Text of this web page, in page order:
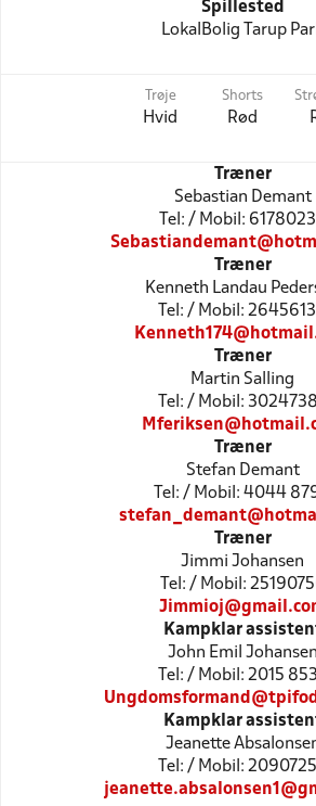
Spillested
LokalBolig Tarup
Trøje
Hvid
Shorts
Rød
Træner
Sebastian Demant
Tel: / Mobil:
Træner
Kenneth Landau
Tel: / Mobil:
Træner
Martin Salling
Tel: / Mobil:
Træner
Stefan Demant
Tel: / Mobil: 4044
Træner
Jimmi Johansen
Tel: / Mobil:
Kampklar
John Emil Johansen
Tel: / Mobil: 2015
Kampklar
Jeanette
Tel: / Mobil: